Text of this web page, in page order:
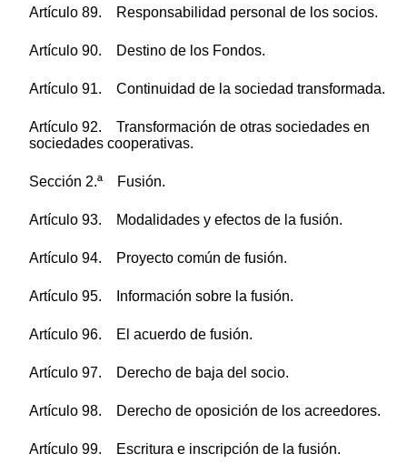
Artículo 89. Responsabilidad personal de los socios.
Artículo 90. Destino de los Fondos.
Artículo 91. Continuidad de la sociedad transformada.
Artículo 92. Transformación de otras sociedades en
sociedades cooperativas.
Sección 2.ª Fusión.
Artículo 93. Modalidades y efectos de la fusión.
Artículo 94. Proyecto común de fusión.
Artículo 95. Información sobre la fusión.
Artículo 96. El acuerdo de fusión.
Artículo 97. Derecho de baja del socio.
Artículo 98. Derecho de oposición de los acreedores.
Artículo 99. Escritura e inscripción de la fusión.